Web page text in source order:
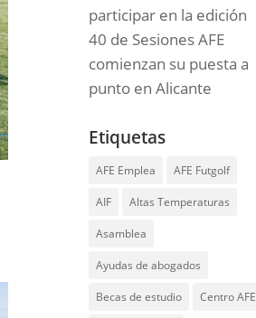
participar en la edición
40 de Sesiones AFE
comienzan su puesta a
punto en Alicante
Etiquetas
AFE Emplea AFE Futgolf
AIF Altas Temperaturas
Asamblea
Ayudas de abogados
Becas de estudio Centro AFE